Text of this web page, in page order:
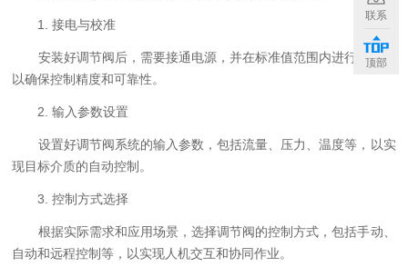
1. 接电与校准
安装好调节阀后，需要接通电源，并在标准值范围内进行校准，
以确保控制精度和可靠性。
2. 输入参数设置
设置好调节阀系统的输入参数，包括流量、压力、温度等，以实
现目标介质的自动控制。
3. 控制方式选择
根据实际需求和应用场景，选择调节阀的控制方式，包括手动、
自动和远程控制等，以实现人机交互和协同作业。
联系
顶部